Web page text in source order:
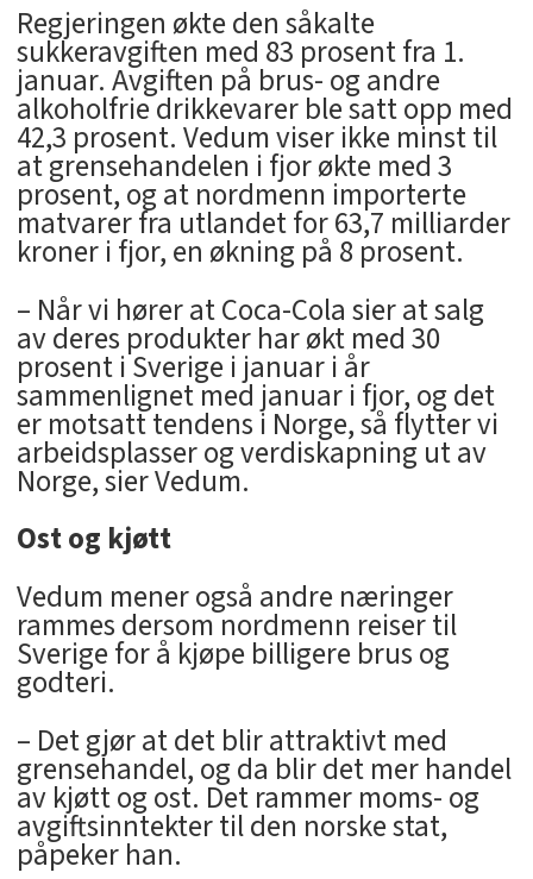
Regjeringen økte den såkalte
sukkeravgiften med 83 prosent fra 1.
januar. Avgiften på brus- og andre
alkoholfrie drikkevarer ble satt opp med
42,3 prosent. Vedum viser ikke minst til
at grensehandelen i fjor økte med 3
prosent, og at nordmenn importerte
matvarer fra utlandet for 63,7 milliarder
kroner i fjor, en økning på 8 prosent.
– Når vi hører at Coca-Cola sier at salg
av deres produkter har økt med 30
prosent i Sverige i januar i år
sammenlignet med januar i fjor, og det
er motsatt tendens i Norge, så flytter vi
arbeidsplasser og verdiskapning ut av
Norge, sier Vedum.
Ost og kjøtt
Vedum mener også andre næringer
rammes dersom nordmenn reiser til
Sverige for å kjøpe billigere brus og
godteri.
– Det gjør at det blir attraktivt med
grensehandel, og da blir det mer handel
av kjøtt og ost. Det rammer moms- og
avgiftsinntekter til den norske stat,
påpeker han.